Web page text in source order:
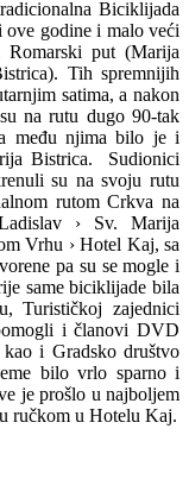
Biciklijada
ove godine i malo veći
Romarski put (Marija
Tih spremnijih
satima, a nakon
na rutu dugo 90-tak
među njima bilo je i
Bistrica. Sudionici
su na svoju rutu
rutom Crkva na
› Sv. Marija
Vrhu › Hotel Kaj, sa
pa su se mogle i
same biciklijade bila
Turističkoj zajednici
i članovi DVD
i Gradsko društvo
bilo vrlo sparno i
je prošlo u najboljem
ručkom u Hotelu Kaj.